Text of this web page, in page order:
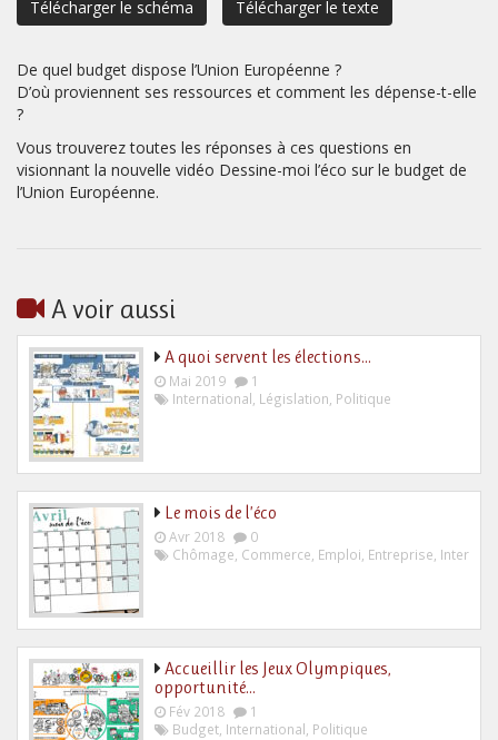
Télécharger le schéma Télécharger le texte
De quel budget dispose l’Union Européenne ?
D’où proviennent ses ressources et comment les dépense-t-elle
?
Vous trouverez toutes les réponses à ces questions en
visionnant la nouvelle vidéo Dessine-moi l’éco sur le budget de
l’Union Européenne.
A voir aussi
A quoi servent les élections…
Mai 2019
1
International Législation Politique
Le mois de l’éco
Avr 2018
0
Chômage Commerce Emploi Entreprise
Accueillir les Jeux Olympiques,
opportunité…
Fév 2018
1
Budget International Politique